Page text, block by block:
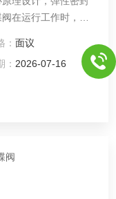
在运行工作时，减
、医药、石油化
筑、供排水管道上
： 面议
： 2026-07-16